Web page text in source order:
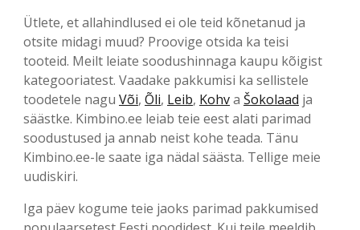
Ütlete, et allahindlused ei ole teid kõnetanud ja
otsite midagi muud? Proovige otsida ka teisi
tooteid. Meilt leiate soodushinnaga kaupu kõigist
kategooriatest. Vaadake pakkumisi ka sellistele
toodetele nagu Või, Õli, Leib, Kohva Šokolaad ja
säästke. Kimbino.ee leiab teie eest alati parimad
soodustused ja annab neist kohe teada. Tänu
Kimbino.ee-le saate iga nädal säästa. Tellige meie
uudiskiri.
Iga päev kogume teie jaoks parimad pakkumised